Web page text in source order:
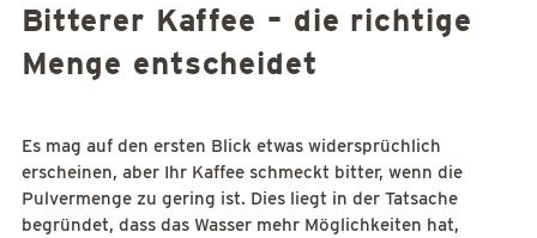
Bitterer Kaffee – die richtige
Menge entscheidet
Es mag auf den ersten Blick etwas widersprüchlich
erscheinen, aber Ihr Kaffee schmeckt bitter, wenn die
Pulvermenge zu gering ist. Dies liegt in der Tatsache
begründet, dass das Wasser mehr Möglichkeiten hat,